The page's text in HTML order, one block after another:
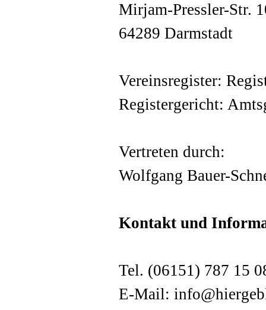
Mirjam-Pressler-Str.
64289 Darmstadt
Vereinsregister:
Registergericht:
Vertreten durch:
Wolfgang Bauer-
Kontakt und
Tel. (06151) 787 15
E-Mail: